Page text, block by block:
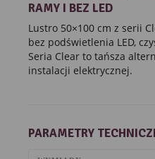
RAMY I BEZ LED
Lustro 50×100 cm z serii
bez podświetlenia LED,
Seria Clear to tańsza
instalacji elektrycznej.
PARAMETRY